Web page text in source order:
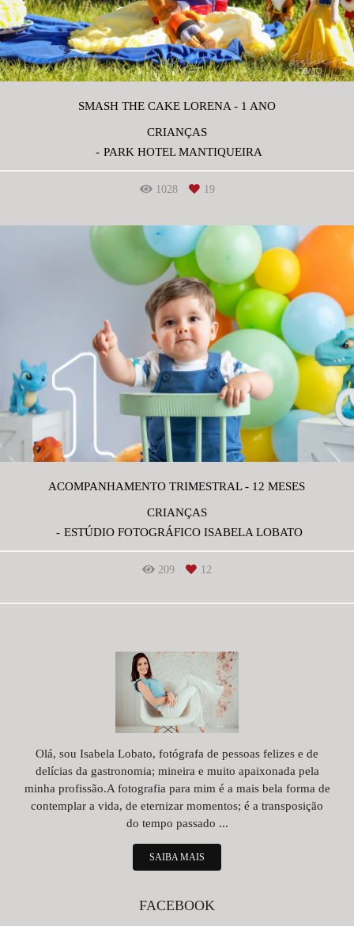
SMASH THE CAKE LORENA - 1 ANO
CRIANÇAS
PARK HOTEL MANTIQUEIRA
1028 19
ACOMPANHAMENTO TRIMESTRAL - 12 MESES
CRIANÇAS
ESTÚDIO FOTOGRÁFICO ISABELA LOBATO
209 12
Olá, sou Isabela Lobato, fotógrafa de pessoas felizes e de
delícias da gastronomia; mineira e muito apaixonada pela
minha profissão.A fotografia para mim é a mais bela forma de
contemplar a vida, de eternizar momentos; é a transposição
do tempo passado ...
SAIBA MAIS
FACEBOOK